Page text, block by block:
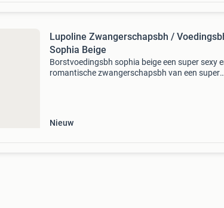
Lupoline Zwangerschapsbh /
Sophia Beige
Borstvoedingsbh sophia beige een super sexy
romantische zwangerschapsbh van een super
Nieuw